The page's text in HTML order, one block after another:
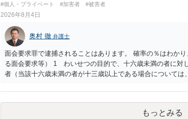
して書き込んだとしても）、相談者さんが刑事民事の責任
参考まで。
#個人・プライベート #加害者 #被害者
2026年8月4日
奥村 徹 弁護士
面会要求罪で逮捕されることはあります。 確率の％はわか
る面会要求等） 1 わいせつの目的で、十六歳未満の者に対
者（当該十六歳未満の者が十三歳以上である場合について
又は誘惑して面会を要求すること。 二 拒まれたにもかか
金銭その他の利益を供与し、又はその申込み若しくは約束
し、よってわいせつの目的で当該十六歳未満の者と面会を
もっとみる